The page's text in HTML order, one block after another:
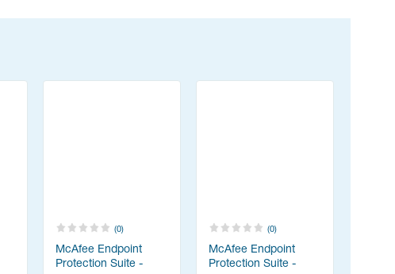
(0)
McAfee Endpoint
Protection Suite -
(0)
McAfee Endpoint
Protection Suite -